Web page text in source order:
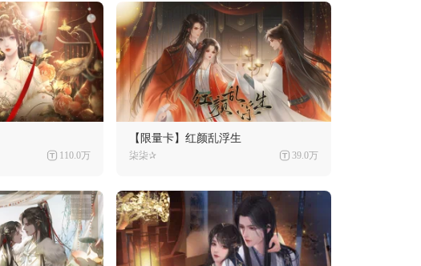
110.0万
【限量卡】红颜乱浮生
柒柒✰ 39.0万